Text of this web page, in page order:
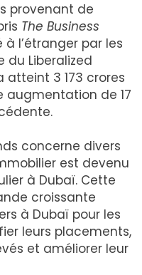
provenant de
The Business
l’étranger par les
du Liberalized
atteint 3 173 crores
augmentation de 17
concerne divers
est devenu
à Dubaï. Cette
croissante
à Dubaï pour les
leurs placements,
et améliorer leur